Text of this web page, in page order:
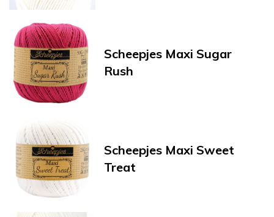
Scheepjes Maxi Sugar
Rush
Scheepjes Maxi Sweet
Treat